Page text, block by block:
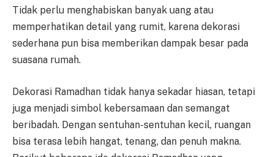
Tidak perlu menghabiskan banyak uang atau
memperhatikan detail yang rumit, karena dekorasi
sederhana pun bisa memberikan dampak besar pada
suasana rumah.
Dekorasi Ramadhan tidak hanya sekadar hiasan, tetapi
juga menjadi simbol kebersamaan dan semangat
beribadah. Dengan sentuhan-sentuhan kecil, ruangan
bisa terasa lebih hangat, tenang, dan penuh makna.